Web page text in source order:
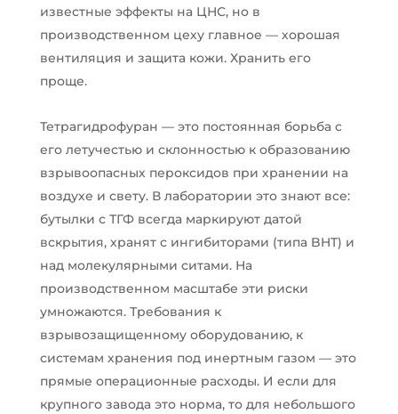
известные эффекты на ЦНС, но в
производственном цеху главное — хорошая
вентиляция и защита кожи. Хранить его
проще.
Тетрагидрофуран — это постоянная борьба с
его летучестью и склонностью к образованию
взрывоопасных пероксидов при хранении на
воздухе и свету. В лаборатории это знают все:
бутылки с ТГФ всегда маркируют датой
вскрытия, хранят с ингибиторами (типа BHT) и
над молекулярными ситами. На
производственном масштабе эти риски
умножаются. Требования к
взрывозащищенному оборудованию, к
системам хранения под инертным газом — это
прямые операционные расходы. И если для
крупного завода это норма, то для небольшого